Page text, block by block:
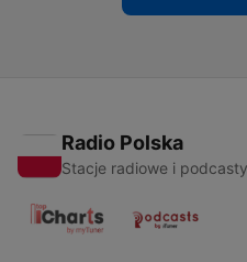
Radio Polska
Stacje radiowe i podcasty